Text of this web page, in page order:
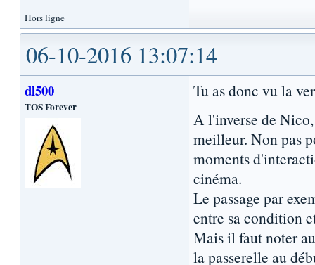
Hors ligne
06-10-2016 13:07:14
dl500
TOS Forever
Tu as donc vu la
A l'inverse de
meilleur. Non pas
moments
cinéma.
Le passage par
entre sa condition
Mais il faut noter
la passerelle au